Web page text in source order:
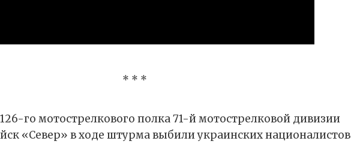
* * *
го мотострелкового полка 71-й мотострелковой дивизии
«Север» в ходе штурма выбили украинских националистов